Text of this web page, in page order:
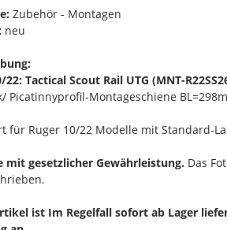
Zubehör - Montagen
neu
22: Tactical Scout Rail UTG (MNT-
Picatinnyprofil-Montageschiene
für Ruger 10/22 Modelle mit Standard-
mit gesetzlicher Gewährleistung. Das
ist Im Regelfall sofort ab Lager